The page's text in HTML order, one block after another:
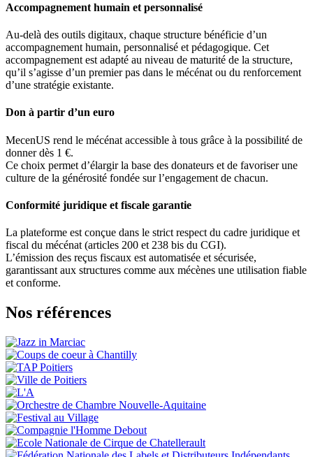
Accompagnement humain et personnalisé
Au-delà des outils digitaux, chaque structure bénéficie d’un
accompagnement humain, personnalisé et pédagogique. Cet
accompagnement est adapté au niveau de maturité de la structure,
qu’il s’agisse d’un premier pas dans le mécénat ou du renforcement
d’une stratégie existante.
Don à partir d’un euro
MecenUS rend le mécénat accessible à tous grâce à la possibilité de
donner dès 1 €.
Ce choix permet d’élargir la base des donateurs et de favoriser une
culture de la générosité fondée sur l’engagement de chacun.
Conformité juridique et fiscale garantie
La plateforme est conçue dans le strict respect du cadre juridique et
fiscal du mécénat (articles 200 et 238 bis du CGI).
L’émission des reçus fiscaux est automatisée et sécurisée,
garantissant aux structures comme aux mécènes une utilisation fiable
et conforme.
Nos références